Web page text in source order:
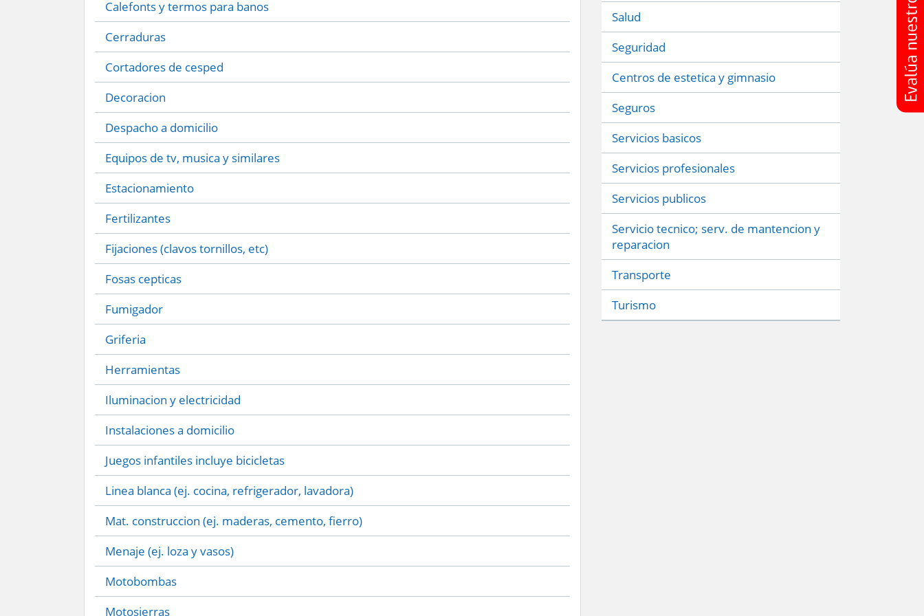
Calefonts y termos para banos
Cerraduras
Cortadores de cesped
Decoracion
Despacho a domicilio
Equipos de tv, musica y similares
Estacionamiento
Fertilizantes
Fijaciones (clavos tornillos, etc)
Fosas cepticas
Fumigador
Griferia
Herramientas
Iluminacion y electricidad
Instalaciones a domicilio
Juegos infantiles incluye bicicletas
Linea blanca (ej. cocina, refrigerador, lavadora)
Mat. construccion (ej. maderas, cemento, fierro)
Menaje (ej. loza y vasos)
Motobombas
Motosierras
Salud
Seguridad
Centros de estetica y gimnasio
Seguros
Servicios basicos
Servicios profesionales
Servicios publicos
Servicio tecnico; serv. de mantencion y
reparacion
Transporte
Turismo